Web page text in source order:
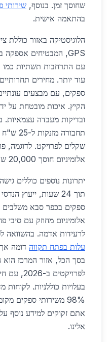
שחוסך זמן. בנוסף, שירותי
בהתאמה אישית.
הלוגיסטיקה באזור כוללת
עוד יותר. מחירים
ובדיקות מעבדה עצמאיות.
תחבורה
אלומיניום חוסך 20,000 ש"ח בכפר סבא לעומת אילת.
יתרונות נוספים כוללים
תוך 24 שעות, ייעוץ
ספקים בכפר סבא משלבים
לרעידות אדמה. בהשוואה
עלות בפתח תקווה דומה
בסך הכל, אזור המרכז הוא
בעלויות כוללניות.
אתם זקוקים למידע נוסף על
אלינו.